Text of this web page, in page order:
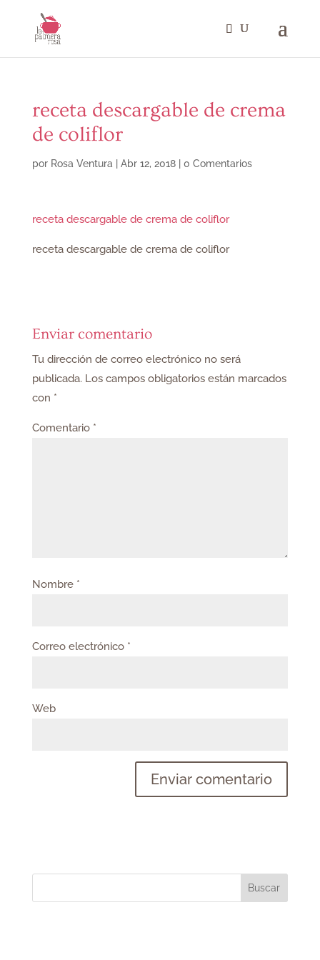
receta descargable de crema
de coliflor
por Rosa Ventura Abr 12, 2018| 0 Comentarios
receta descargable de crema de coliflor
receta descargable de crema de coliflor
Enviar comentario
Tu dirección de correo electrónico no será
publicada. Los campos obligatorios están marcados
con *
Comentario *
Nombre *
Correo electrónico *
Web
Buscar